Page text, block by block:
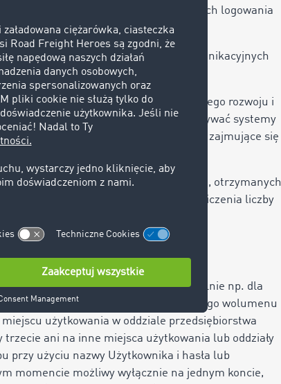
urządzenia, a także swoich danych logowania
bezpiecznym miejscu.
oprogramowania i łączy komunikacyjnych
w tym zakresie.
w swoich usługach w ramach ich dalszego rozwoju i
parametry. Usługi mogą wykorzystywać systemy
własną odpowiedzialność, że osoby zajmujące się
Marketplace powiadomienia o ofertach, otrzymanych
sobie prawo do określenia oraz ograniczenia liczby
użytkowania jest ustalany indywidualnie np. dla
liczby transakcji lub dla określonego wolumenu
użytkowania w oddziale przedsiębiorstwa
ani na inne miejsca użytkowania lub oddziały
przy użyciu nazwy Użytkownika i hasła lub
momencie możliwy wyłącznie na jednym koncie,